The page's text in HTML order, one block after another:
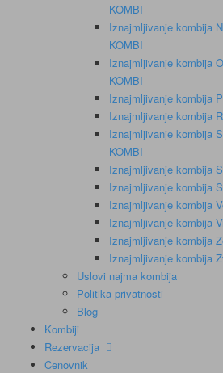
KOMBI
Iznajmljivanje kombija
KOMBI
Iznajmljivanje kombija
KOMBI
Iznajmljivanje kombija
Iznajmljivanje kombija
Iznajmljivanje kombija
KOMBI
Iznajmljivanje kombija
Iznajmljivanje kombija
Iznajmljivanje kombija
Iznajmljivanje kombija
Iznajmljivanje kombija
Iznajmljivanje kombija
Uslovi najma kombija
Politika privatnosti
Blog
Kombiji
Rezervacija
Cenovnik